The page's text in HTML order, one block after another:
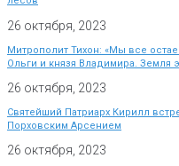
26 октября, 2023
Митрополит Тихон: «Мы все
Ольги и князя Владимира. Земля
26 октября, 2023
Святейший Патриарх Кирилл
Порховским Арсением
26 октября, 2023